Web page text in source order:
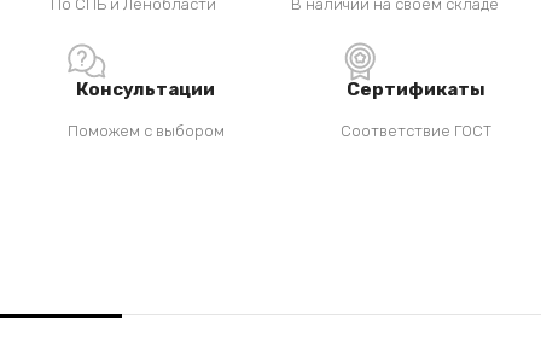
По СПБ и Ленобласти В наличии на своём складе
Консультации
Поможем с выбором
Сертификаты
Соответствие ГОСТ